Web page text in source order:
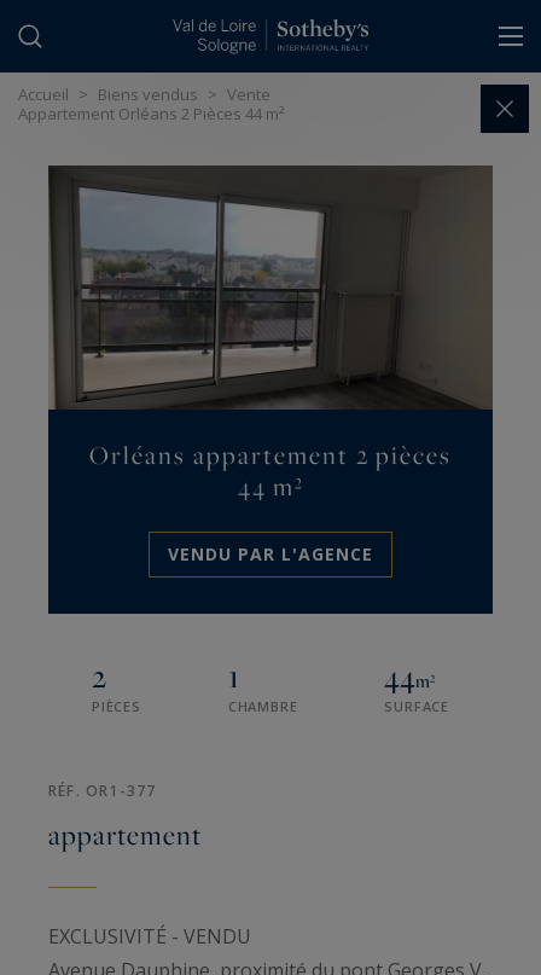
Accueil > Biens vendus > Vente
Appartement Orléans 2 Pièces 44 m²
Orléans appartement 2 pièces
44 m²
VENDU PAR L'AGENCE
2
PIÈCES
1
CHAMBRE
44m²
SURFACE
RÉF. OR1-377
appartement
EXCLUSIVITÉ - VENDU